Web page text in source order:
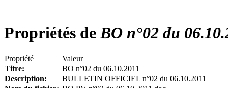
Propriétés deBO n°02 du
Propriété
Valeur
Titre:
BO n°02 du 06.10.2011
Description:
BULLETIN OFFICIEL n°02 du 06.10.2011